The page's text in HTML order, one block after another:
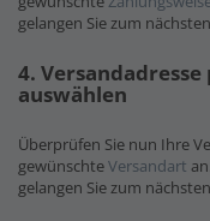
gelangen Sie zum
4.
auswählen
Überprüfen Sie nun Ihre
gewünschteVersandart
gelangen Sie zum